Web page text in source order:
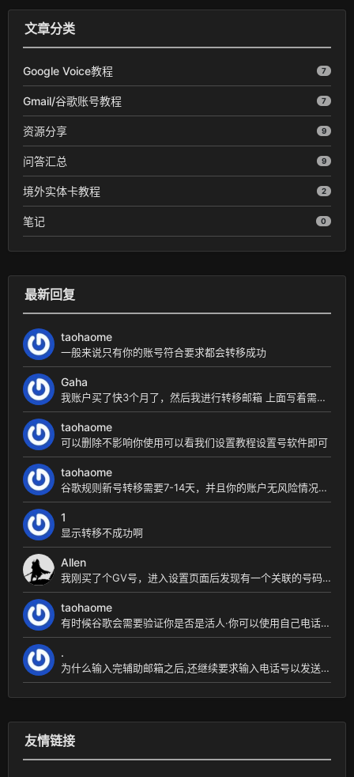
文章分类
Google Voice教程 7
Gmail/谷歌账号教程 7
资源分享 9
问答汇总 9
境外实体卡教程 2
笔记 0
最新回复
taohaome
一般来说只有你的账号符合要求都会转移成功
Gaha
我账户买了快3个月了，然后我进行转移邮箱 上面写着需要被转移的邮箱有美国号码才行。我在想能不能...
taohaome
可以删除不影响你使用可以看我们设置教程设置号软件即可
taohaome
谷歌规则新号转移需要7-14天，并且你的账户无风险情况下，美国ip 转移是指将号码转移到自己账...
1
显示转移不成功啊
Allen
我刚买了个GV号，进入设置页面后发现有一个关联的号码，这是什么情况？我要将关联的号码删除吗？
taohaome
有时候谷歌会需要验证你是否是活人·你可以使用自己电话号码收验证码进行验证·不会绑定·也不会影响...
.
为什么输入完辅助邮箱之后,还继续要求输入电话号以发送验证码?
友情链接